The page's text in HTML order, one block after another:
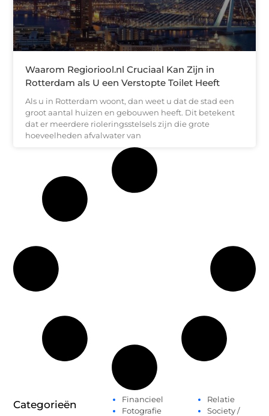
Waarom Regioriool.nl Cruciaal Kan Zijn in
Rotterdam als U een Verstopte Toilet Heeft
Als u in Rotterdam woont, dan weet u dat de stad een
groot aantal huizen en gebouwen heeft. Dit betekent
dat er meerdere rioleringsstelsels zijn die grote
hoeveelheden afvalwater van
Categorieën
Financieel
Fotografie
Relatie
Society /